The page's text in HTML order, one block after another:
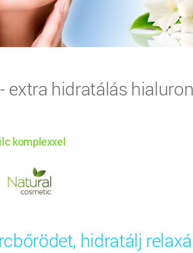
- extra hidratálás
komplexxel
hidratálj